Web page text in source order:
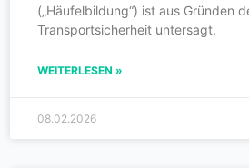
(„Häufelbildung“) ist aus Gründen
Transportsicherheit untersagt.
WEITERLESEN »
08.02.2026